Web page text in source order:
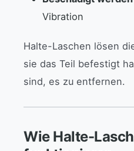
Vibration
Halte-Laschen lösen
sie das Teil befestigt
sind, es zu entfernen.
Wie Halte-